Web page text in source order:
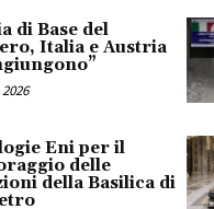
di Base del
Italia e Austria
Eni per il
delle
della Basilica di